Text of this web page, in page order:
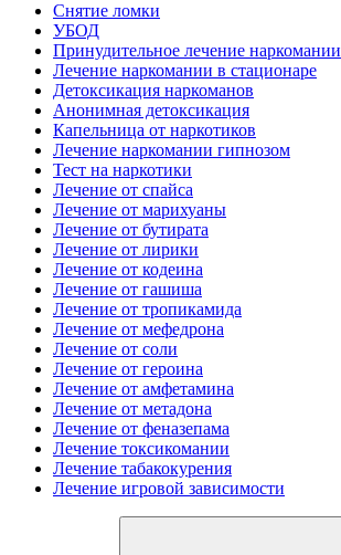
Снятие ломки
УБОД
Принудительное лечение наркомании
Лечение наркомании в стационаре
Детоксикация наркоманов
Анонимная детоксикация
Капельница от наркотиков
Лечение наркомании гипнозом
Тест на наркотики
Лечение от спайса
Лечение от марихуаны
Лечение от бутирата
Лечение от лирики
Лечение от кодеина
Лечение от гашиша
Лечение от тропикамида
Лечение от мефедрона
Лечение от соли
Лечение от героина
Лечение от амфетамина
Лечение от метадона
Лечение от феназепама
Лечение токсикомании
Лечение табакокурения
Лечение игровой зависимости